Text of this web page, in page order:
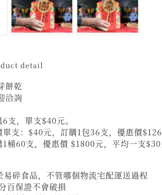
detail
餅乾
洽詢
支，單支$40元。
單支：$40元，訂購1包36支，優惠價
1桶60支，優惠價 $1800元，平均一支
易碎食品，不管哪個物流宅配運送過程
百保證不會破損